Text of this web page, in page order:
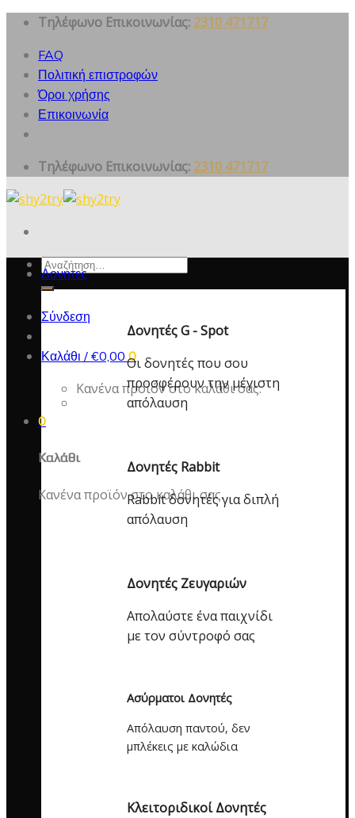
Skip
content
Τηλέφωνο Επικοινωνίας: 2310 471717
FAQ
Πολιτική επιστροφών
Όροι χρήσης
Επικοινωνία
Τηλέφωνο Επικοινωνίας: 2310 471717
Αναζήτηση
για:
Σύνδεση
Καλάθι / €0,00 0
Κανένα προϊόν στο καλάθι σας.
0
Καλάθι
Κανένα προϊόν στο καλάθι σας.
Δονητες
Δονητές G - Spot
Οι δονητές που σου
προσφέρουν την μέγιστη
απόλαυση
Δονητές Rabbit
Rabbit δονητές για διπλή
απόλαυση
Δονητές Ζευγαριών
Απολαύστε ένα παιχνίδι
με τον σύντροφό σας
Ασύρματοι Δονητές
Απόλαυση παντού, δεν
μπλέκεις με καλώδια
Κλειτοριδικοί Δονητές